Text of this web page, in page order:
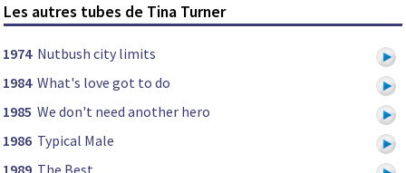
Les autres tubes de Tina Turner
1974 Nutbush city limits
1984 What's love got to do
1985 We don't need another hero
1986 Typical Male